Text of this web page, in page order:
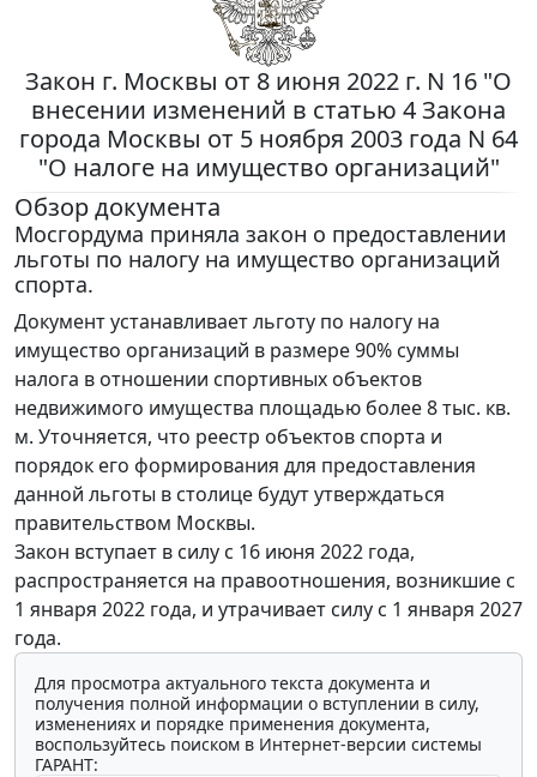
Закон г. Москвы от 8 июня 2022 г. N 16 "О
внесении изменений в статью 4 Закона
города Москвы от 5 ноября 2003 года N 64
"О налоге на имущество организаций"
Обзор документа
Мосгордума приняла закон о предоставлении
льготы по налогу на имущество организаций
спорта.
Документ устанавливает льготу по налогу на
имущество организаций в размере 90% суммы
налога в отношении спортивных объектов
недвижимого имущества площадью более 8 тыс. кв.
м. Уточняется, что реестр объектов спорта и
порядок его формирования для предоставления
данной льготы в столице будут утверждаться
правительством Москвы.
Закон вступает в силу с 16 июня 2022 года,
распространяется на правоотношения, возникшие с
1 января 2022 года, и утрачивает силу с 1 января 2027
года.
Для просмотра актуального текста документа и
получения полной информации о вступлении в силу,
изменениях и порядке применения документа,
воспользуйтесь поиском в Интернет-версии системы
ГАРАНТ: